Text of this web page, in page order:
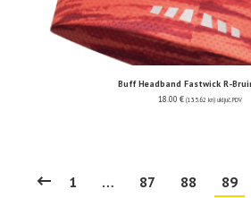
Buff Headband Fastwick R-
18.00 € (135.62 kn) uključ. PDV
1 … 87 88 89